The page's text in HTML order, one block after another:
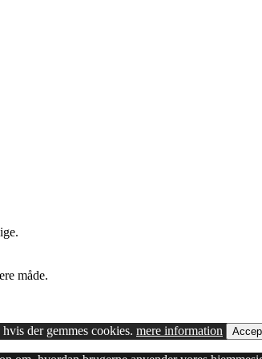
måde.
der gemmes cookies. mere information